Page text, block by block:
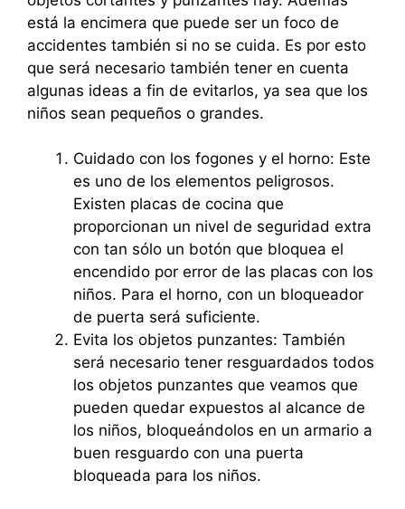
está la encimera que puede ser un foco de
accidentes también si no se cuida. Es por esto
que será necesario también tener en cuenta
algunas ideas a fin de evitarlos, ya sea que los
niños sean pequeños o grandes.
Cuidado con los fogones y el horno: Este
es uno de los elementos peligrosos.
Existen placas de cocina que
proporcionan un nivel de seguridad extra
con tan sólo un botón que bloquea el
encendido por error de las placas con los
niños. Para el horno, con un bloqueador
de puerta será suficiente.
Evita los objetos punzantes: También
será necesario tener resguardados todos
los objetos punzantes que veamos que
pueden quedar expuestos al alcance de
los niños, bloqueándolos en un armario a
buen resguardo con una puerta
bloqueada para los niños.